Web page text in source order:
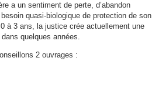
a un sentiment de perte, d’abandon
quasi-biologique de protection de son
à 3 ans, la justice crée actuellement une
quelques années.
2 ouvrages :